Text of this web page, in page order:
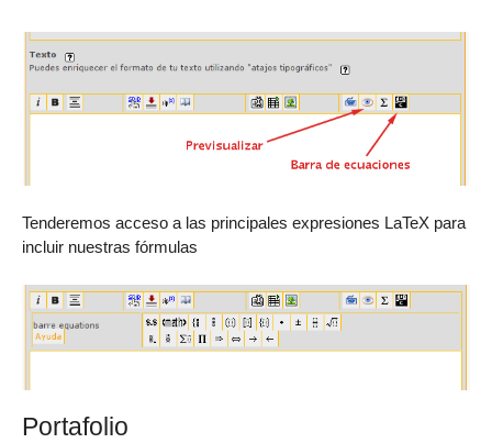
Tenderemos acceso a las principales expresiones LaTeX para
incluir nuestras fórmulas
Portafolio